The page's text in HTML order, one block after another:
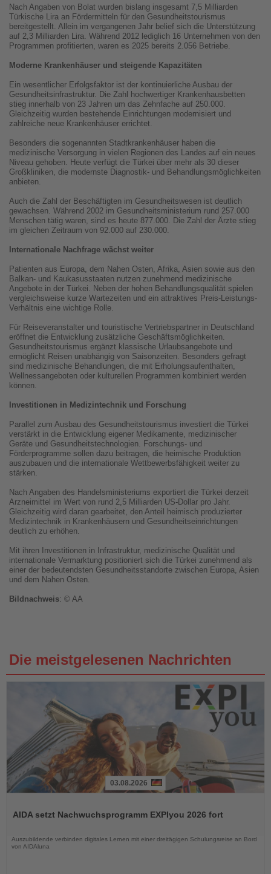
Nach Angaben von Bolat wurden bislang insgesamt 7,5 Milliarden
Türkische Lira an Fördermitteln für den Gesundheitstourismus
bereitgestellt. Allein im vergangenen Jahr belief sich die Unterstützung
auf 2,3 Milliarden Lira. Während 2012 lediglich 16 Unternehmen von den
Programmen profitierten, waren es 2025 bereits 2.056 Betriebe.
Moderne Krankenhäuser und steigende Kapazitäten
Ein wesentlicher Erfolgsfaktor ist der kontinuierliche Ausbau der
Gesundheitsinfrastruktur. Die Zahl hochwertiger Krankenhausbetten
stieg innerhalb von 23 Jahren um das Zehnfache auf 250.000.
Gleichzeitig wurden bestehende Einrichtungen modernisiert und
zahlreiche neue Krankenhäuser errichtet.
Besonders die sogenannten Stadtkrankenhäuser haben die
medizinische Versorgung in vielen Regionen des Landes auf ein neues
Niveau gehoben. Heute verfügt die Türkei über mehr als 30 dieser
Großkliniken, die modernste Diagnostik- und Behandlungsmöglichkeiten
anbieten.
Auch die Zahl der Beschäftigten im Gesundheitswesen ist deutlich
gewachsen. Während 2002 im Gesundheitsministerium rund 257.000
Menschen tätig waren, sind es heute 877.000. Die Zahl der Ärzte stieg
im gleichen Zeitraum von 92.000 auf 230.000.
Internationale Nachfrage wächst weiter
Patienten aus Europa, dem Nahen Osten, Afrika, Asien sowie aus den
Balkan- und Kaukasusstaaten nutzen zunehmend medizinische
Angebote in der Türkei. Neben der hohen Behandlungsqualität spielen
vergleichsweise kurze Wartezeiten und ein attraktives Preis-Leistungs-
Verhältnis eine wichtige Rolle.
Für Reiseveranstalter und touristische Vertriebspartner in Deutschland
eröffnet die Entwicklung zusätzliche Geschäftsmöglichkeiten.
Gesundheitstourismus ergänzt klassische Urlaubsangebote und
ermöglicht Reisen unabhängig von Saisonzeiten. Besonders gefragt
sind medizinische Behandlungen, die mit Erholungsaufenthalten,
Wellnessangeboten oder kulturellen Programmen kombiniert werden
können.
Investitionen in Medizintechnik und Forschung
Parallel zum Ausbau des Gesundheitstourismus investiert die Türkei
verstärkt in die Entwicklung eigener Medikamente, medizinischer
Geräte und Gesundheitstechnologien. Forschungs- und
Förderprogramme sollen dazu beitragen, die heimische Produktion
auszubauen und die internationale Wettbewerbsfähigkeit weiter zu
stärken.
Nach Angaben des Handelsministeriums exportiert die Türkei derzeit
Arzneimittel im Wert von rund 2,5 Milliarden US-Dollar pro Jahr.
Gleichzeitig wird daran gearbeitet, den Anteil heimisch produzierter
Medizintechnik in Krankenhäusern und Gesundheitseinrichtungen
deutlich zu erhöhen.
Mit ihren Investitionen in Infrastruktur, medizinische Qualität und
internationale Vermarktung positioniert sich die Türkei zunehmend als
einer der bedeutendsten Gesundheitsstandorte zwischen Europa, Asien
und dem Nahen Osten.
Bildnachweis: © AA
Die meistgelesenen Nachrichten
die
03.08.2026
AIDA setzt Nachwuchsprogramm EXPIyou 2026 fort
Auszubildende verbinden digitales Lernen mit einer dreitägigen Schulungsreise an Bord
von AIDAluna